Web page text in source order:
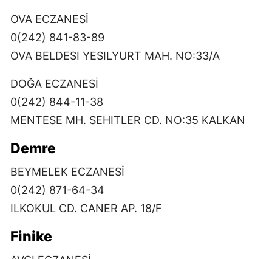
OVA ECZANESİ
0(242) 841-83-89
OVA BELDESI YESILYURT MAH. NO:33/A
DOĞA ECZANESİ
0(242) 844-11-38
MENTESE MH. SEHITLER CD. NO:35 KALKAN
Demre
BEYMELEK ECZANESİ
0(242) 871-64-34
ILKOKUL CD. CANER AP. 18/F
Finike